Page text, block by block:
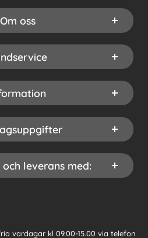
Om oss
leverans med:
vardagar kl 09.00-15.00 via telefon